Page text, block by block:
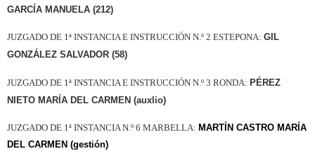
GARCÍA MANUELA (212)
JUZGADO DE 1ª INSTANCIA E INSTRUCCIÓN N.º 2 ESTEPONA: GIL
GONZÁLEZ SALVADOR (58)
JUZGADO DE 1ª INSTANCIA E INSTRUCCIÓN N.º 3 RONDA: PÉREZ
NIETO MARÍA DEL CARMEN (auxlio)
JUZGADO DE 1ª INSTANCIA N.º 6 MARBELLA: MARTÍN CASTRO MARÍA
DEL CARMEN (gestión)